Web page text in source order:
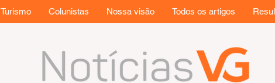
Turismo Colunistas Nossa visão Todos os artigos